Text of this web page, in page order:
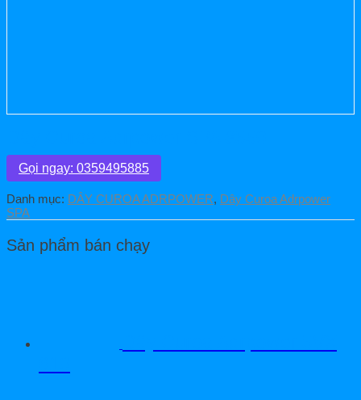
Gọi ngay: 0359495885
Danh mục: DÂY CUROA ADRPOWER, Dây Curoa Adrpower
SPA
Sản phẩm bán chạy